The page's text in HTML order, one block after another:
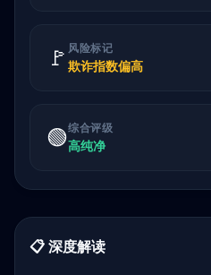
🚩 风险标记
欺诈指数偏高
🟢综合评级
高纯净
📋 深度解读